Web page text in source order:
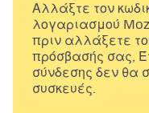
Αλλάξτε τον
λογαριασμού
πριν αλλάξετε
πρόσβασής σας,
σύνδεσης δεν θα
συσκευές.